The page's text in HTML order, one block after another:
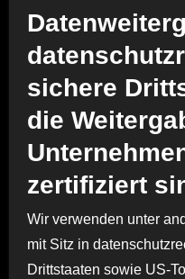
sichere
die
zertifiziert
Wir verwenden unter
mit Sitz in
Drittstaaten sowie US-